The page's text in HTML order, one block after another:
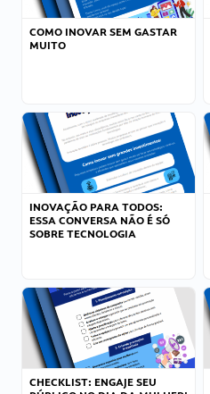
COMO INOVAR SEM GASTAR
MUITO
INOVAÇÃO PARA TODOS:
ESSA CONVERSA NÃO É SÓ
SOBRE TECNOLOGIA
CHECKLIST: ENGAJE SEU